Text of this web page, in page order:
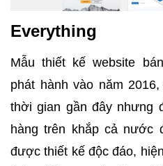
Everything
Mẫu thiết kế website
phát hành vào năm
thời gian gần đây nhưng
hàng trên khắp cả nước
được thiết kế độc đáo,